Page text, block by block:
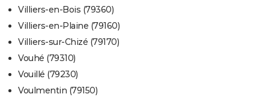
Villiers-en-Bois (79360)
Villiers-en-Plaine (79160)
Villiers-sur-Chizé (79170)
Vouhé (79310)
Vouillé (79230)
Voulmentin (79150)